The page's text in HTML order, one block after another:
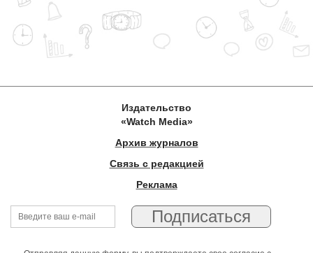
Издательство
«Watch Media»
Архив журналов
Связь с редакцией
Реклама